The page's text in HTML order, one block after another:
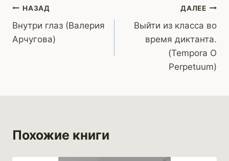
Навигация
по
записям
НАЗАД
Внутри глаз (Валерия
Арчугова)
ДАЛЕЕ
Выйти из класса во
время диктанта.
(Tempora O
Perpetuum)
Похожие книги